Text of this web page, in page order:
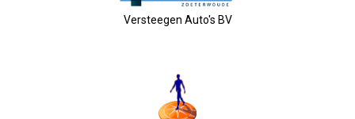
Archief
29-05-2026 Ontbijt En
15-04-2026 ALV!
Versteegen Auto's BV